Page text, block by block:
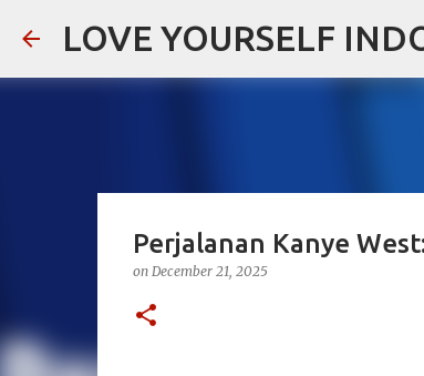
LOVE YOURSELF
Perjalanan Kanye
on December 21, 2025